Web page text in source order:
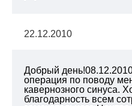
22.12.2010
Добрый
операция по поводу
кавернозного синуса.
благодарность всем